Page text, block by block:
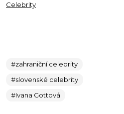
Celebrity
#zahraniční celebrity
#slovenské celebrity
#Ivana Gottová